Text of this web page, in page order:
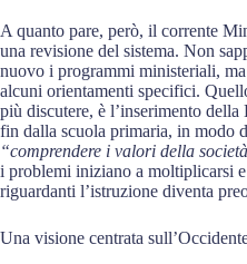
A quanto pare, però, il corrente
una revisione del sistema. Non
nuovo i programmi ministeriali,
alcuni orientamenti specifici.
più discutere, è l’inserimento
fin dalla scuola primaria, in modo
“comprendere i valori della
i problemi iniziano a moltiplicarsi
riguardanti l’istruzione diventa
Una visione centrata